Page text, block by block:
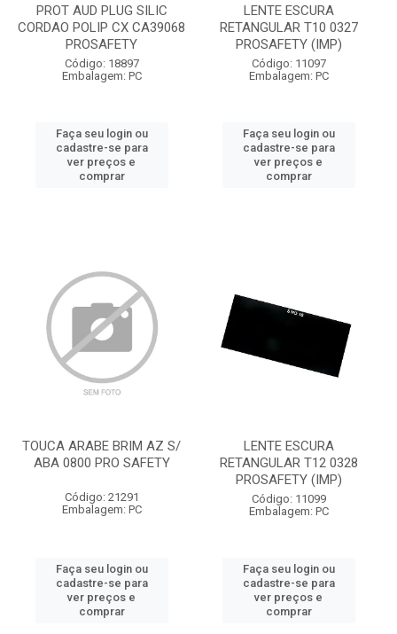
PROT AUD PLUG SILIC
CORDAO POLIP CX CA39068
PROSAFETY
Código: 18897
Embalagem: PC
Faça seu login ou
cadastre-se para
ver preços e
comprar
LENTE ESCURA
RETANGULAR T10 0327
PROSAFETY (IMP)
Código: 11097
Embalagem: PC
Faça seu login ou
cadastre-se para
ver preços e
comprar
TOUCA ARABE BRIM AZ S/
ABA 0800 PRO SAFETY
Código: 21291
Embalagem: PC
Faça seu login ou
cadastre-se para
ver preços e
comprar
LENTE ESCURA
RETANGULAR T12 0328
PROSAFETY (IMP)
Código: 11099
Embalagem: PC
Faça seu login ou
cadastre-se para
ver preços e
comprar